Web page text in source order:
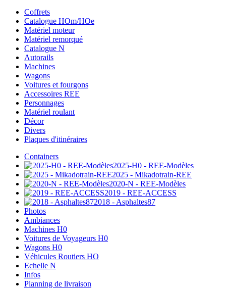
Coffrets
Catalogue HOm/HOe
Matériel moteur
Matériel remorqué
Catalogue N
Autorails
Machines
Wagons
Voitures et fourgons
Accessoires REE
Personnages
Matériel roulant
Décor
Divers
Plaques d'itinéraires
Containers
2025-H0 - REE-Modèles
2025 - Mikadotrain-REE
2020-N - REE-Modèles
2019 - REE-ACCESS
2018 - Asphaltes87
Photos
Ambiances
Machines H0
Voitures de Voyageurs H0
Wagons H0
Véhicules Routiers HO
Echelle N
Infos
Planning de livraison